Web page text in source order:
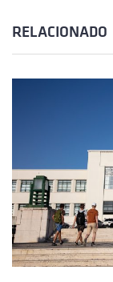
RELACIONADO